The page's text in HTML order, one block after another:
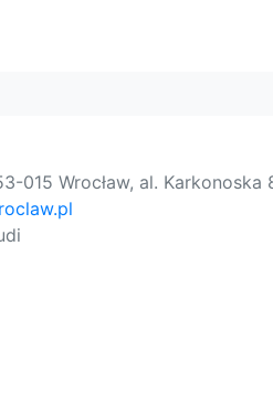
015 Wrocław, al. Karkonoska